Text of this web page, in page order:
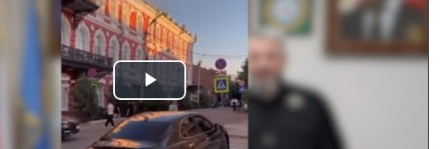
Play
Video